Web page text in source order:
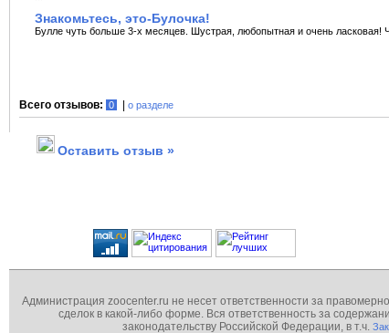
Знакомьтесь, это-Булочка!
Булле чуть больше 3-х месяцев. Шустрая, любопытная и очень ласковая!
Всего отзывов: 0 | о разделе
Оставить отзыв »
Администрация zoocenter.ru не несет ответственности за
сделок в какой-либо форме. Вся ответственность за
законодательству Российской Федерации, в т.ч.